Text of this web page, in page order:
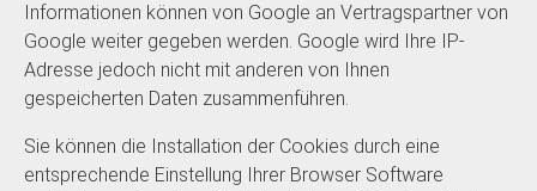
Informationen können von Google an Vertragspartner von
Google weiter gegeben werden. Google wird Ihre IP-
Adresse jedoch nicht mit anderen von Ihnen
gespeicherten Daten zusammenführen.
Sie können die Installation der Cookies durch eine
entsprechende Einstellung Ihrer Browser Software